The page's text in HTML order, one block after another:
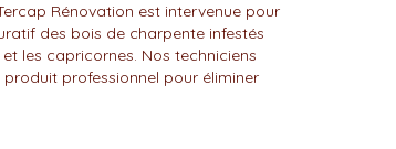
Rénovation est intervenue pour
des bois de charpente infestés
les capricornes. Nos techniciens
professionnel pour éliminer